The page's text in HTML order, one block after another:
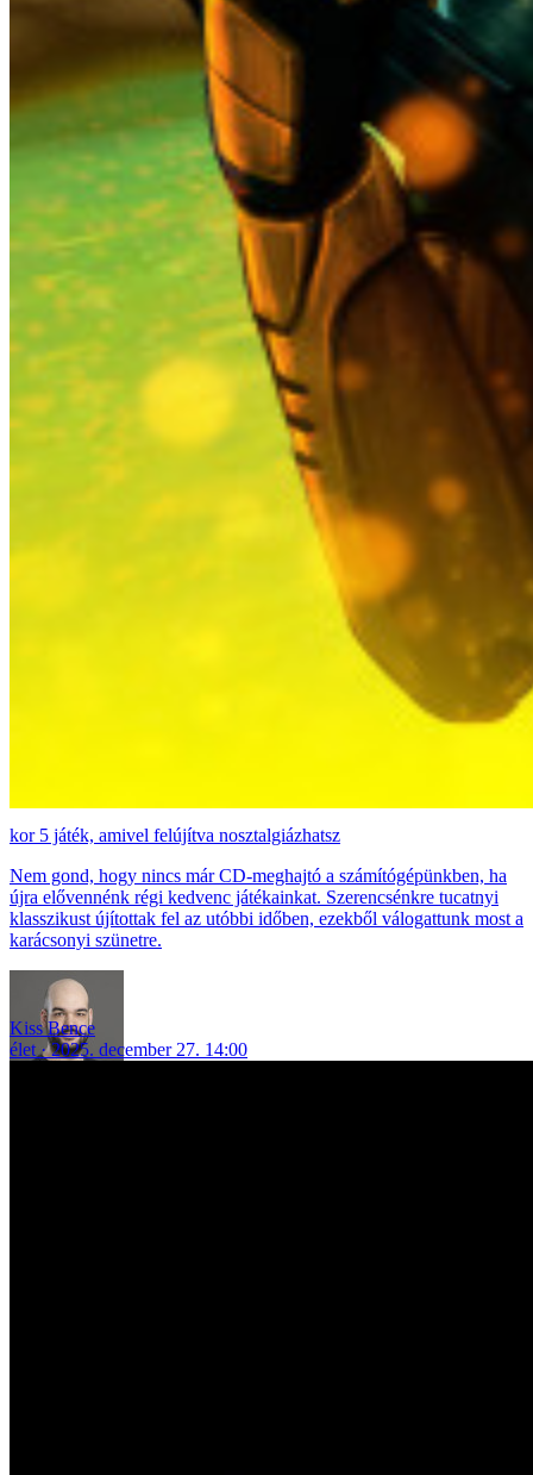
5 játék, amivel felújítva nosztalgiázhatsz
Nem gond, hogy nincs már CD-meghajtó a számítógépünkben, ha
újra elővennénk régi kedvenc játékainkat. Szerencsénkre tucatnyi
klasszikust újítottak fel az utóbbi időben, ezekből válogattunk most a
karácsonyi szünetre.
Kiss Bence
élet
2025. december 27. 14:00